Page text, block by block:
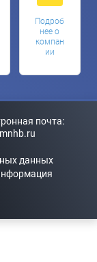
Подроб
нее о
компан
ии
почта:
данных